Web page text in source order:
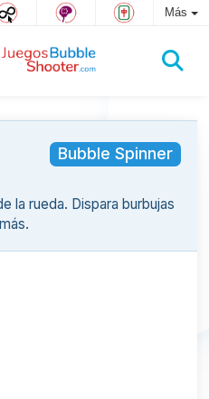
Más
Bubble Spinner
la rueda. Dispara burbujas